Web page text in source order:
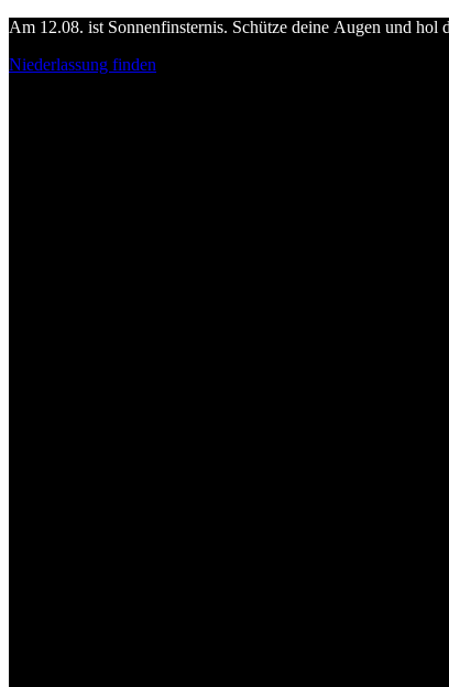
Am 12.08. ist Sonnenfinsternis. Schütze deine Augen und
Niederlassung finden